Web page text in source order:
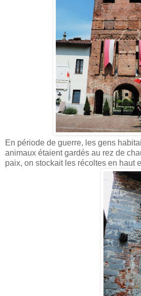
En période de guerre, les gens
animaux étaient gardés au rez de
paix, on stockait les récoltes en haut